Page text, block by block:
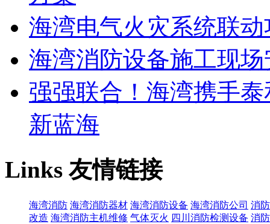
海湾电气火灾系统联
海湾消防设备施工现
强强联合！海湾携手
新蓝海
Links友情链接
海湾消防 海湾消防器材 海湾消防设备 海湾消防公司 消
改造 海湾消防主机维修 气体灭火 四川消防检测设备 消